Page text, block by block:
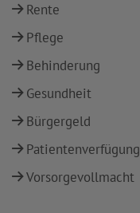
Rente
Pflege
Behinderung
Gesundheit
Bürgergeld
Patientenverfügung
Vorsorgevollmacht